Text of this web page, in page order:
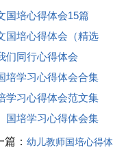
国培心得体会15篇
国培心得体会（精选
们同行心得体会
培学习心得体会合集
学习心得体会范文集
国培学习心得体会集
篇： 幼儿教师国培心得体